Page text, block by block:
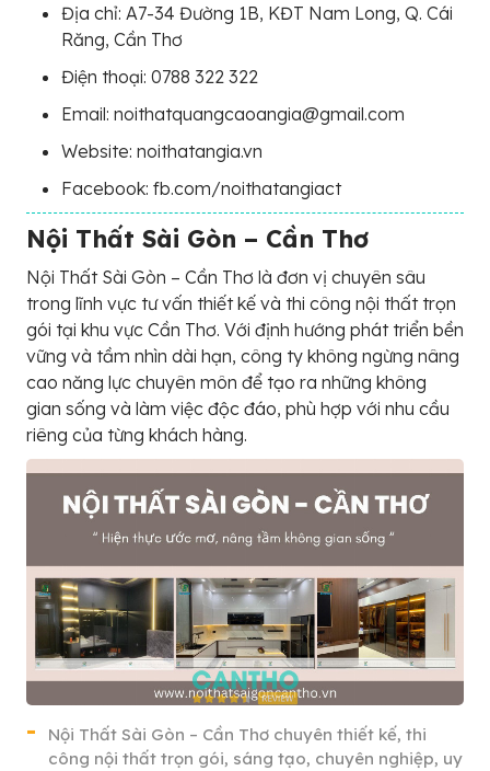
Địa chỉ: A7-34 Đường 1B, KĐT Nam Long, Q. Cái
Răng, Cần Thơ
Điện thoại: 0788 322 322
Email: noithatquangcaoangia@gmail.com
Website: noithatangia.vn
Facebook: fb.com/noithatangiact
Nội Thất Sài Gòn – Cần Thơ
Nội Thất Sài Gòn – Cần Thơ là đơn vị chuyên sâu
trong lĩnh vực tư vấn thiết kế và thi công nội thất trọn
gói tại khu vực Cần Thơ. Với định hướng phát triển bền
vững và tầm nhìn dài hạn, công ty không ngừng nâng
cao năng lực chuyên môn để tạo ra những không
gian sống và làm việc độc đáo, phù hợp với nhu cầu
riêng của từng khách hàng.
Nội Thất Sài Gòn – Cần Thơ chuyên thiết kế, thi
công nội thất trọn gói, sáng tạo, chuyên nghiệp, uy